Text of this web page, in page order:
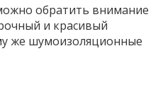
обратить внимание
и красивый
же шумоизоляционные